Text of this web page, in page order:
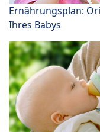
Ernährungsplan:
Ihres Babys